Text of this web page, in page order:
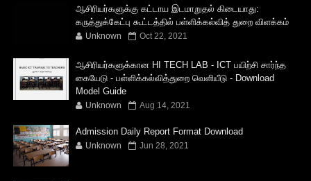
ஆசிரியர்களுக்கு கட்டாய இடமாறுதல் கிடையாது:
கருத்துக்கேட்பு கூட்டத்தில் பள்ளிக்கல்வித் துறை விளக்கம்
Unknown Oct 22, 2021
ஆசிரியர்களுக்கான HI TECH LAB - ICT பயிற்சி சார்ந்த
கையேடு - பள்ளிக்கல்வித்துறை வெளியீடு - Download
Model Guide
Unknown Aug 14, 2021
Admission Daily Report Format Download
Unknown Jun 28, 2021